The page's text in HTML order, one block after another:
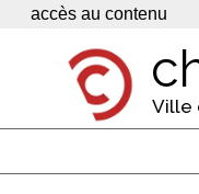
Panneau de gestion des cookies
accès au contenu
Ville